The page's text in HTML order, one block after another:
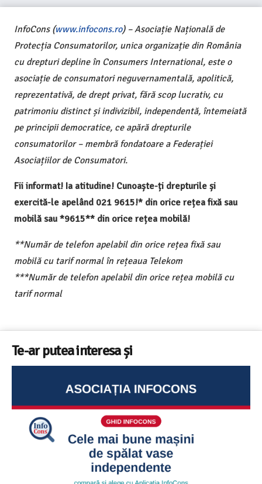
InfoCons (www.infocons.ro) – Asociație Națională de
Protecția Consumatorilor, unica organizație din România
cu drepturi depline în Consumers International, este o
asociație de consumatori neguvernamentală, apolitică,
reprezentativă, de drept privat, fără scop lucrativ, cu
patrimoniu distinct și indivizibil, independentă, întemeiată
pe principii democratice, ce apără drepturile
consumatorilor – membră fondatoare a Federației
Asociațiilor de Consumatori.
Fii informat! Ia atitudine! Cunoaște-ți drepturile și
exercită-le apelând 021 9615!* din orice rețea fixă sau
mobilă sau *9615** din orice rețea mobilă!
**Număr de telefon apelabil din orice rețea fixă sau
mobilă cu tarif normal în rețeaua Telekom
***Număr de telefon apelabil din orice rețea mobilă cu
tarif normal
Te-ar putea interesa și